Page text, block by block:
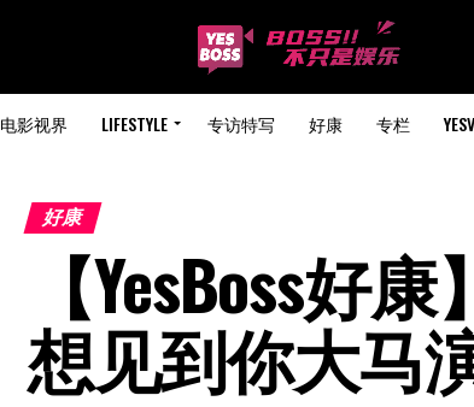
电影视界 LIFESTYLE 专访特写 好康 专栏
好康
【YesBoss好
想见到你大马